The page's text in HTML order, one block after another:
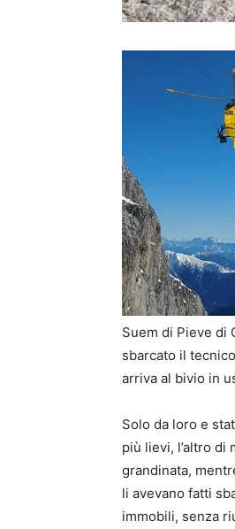
Suem di Pieve di
sbarcato il
arriva al bivio in
Solo da loro e
più lievi, l’altro di
grandinata,
li avevano fatti
immobili, senza